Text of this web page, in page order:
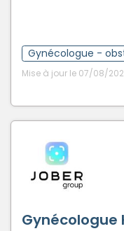
Gynécologue -
Mise à jour le 07/08/
Gynécologue